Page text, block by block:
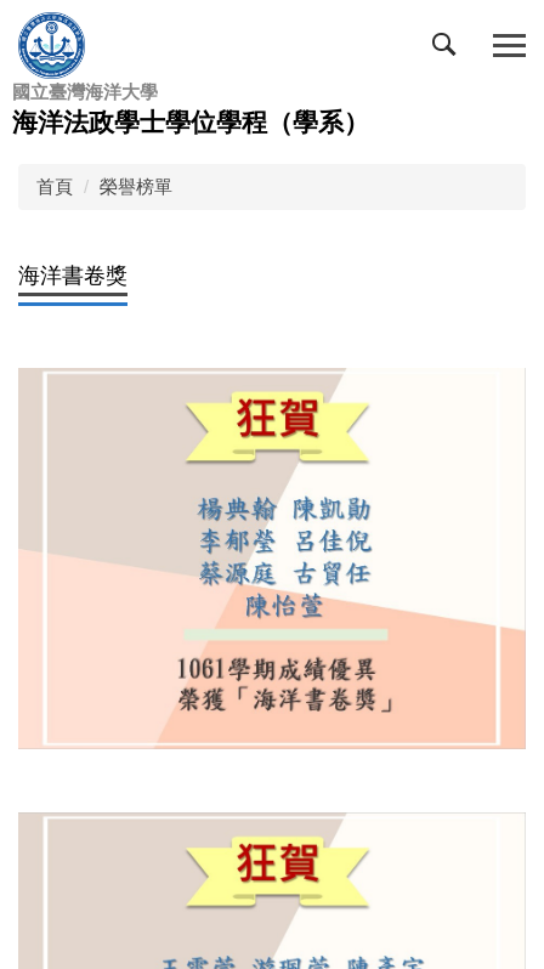
跳
到
主
要
內
國立臺灣海洋大學
海洋法政學士學位學程（學系）
首頁 榮譽榜單
海洋書卷獎